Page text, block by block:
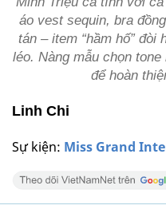
Sự kiện: Miss Grand
áo vest sequin, bra
tán – item “hầm hố” đòi
léo. Nàng mẫu chọn
để hoàn
Linh Chi